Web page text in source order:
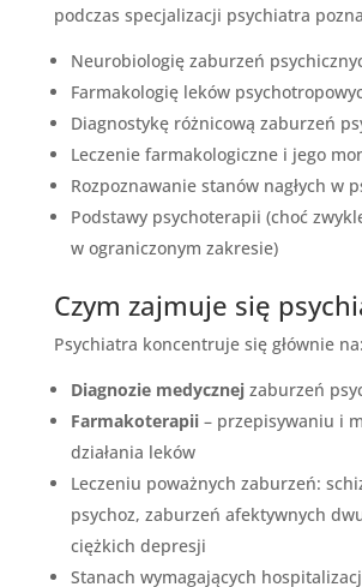
podczas specjalizacji psychiatra
Neurobiologię zaburzeń
Farmakologię leków
Diagnostykę różnicową zaburzeń
Leczenie farmakologiczne i jego
Rozpoznawanie stanów nagłych w
Podstawy psychoterapii (choć
w ograniczonym zakresie)
Czym zajmuje się
Psychiatra koncentruje się głównie na:
Diagnozie medycznejzaburzeń
Farmakoterapii– przepisywaniu i
działania leków
Leczeniu poważnych zaburzeń:
psychoz, zaburzeń afektywnych
ciężkich depresji
Stanach wymagających